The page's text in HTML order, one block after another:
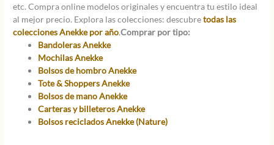
etc. Compra online modelos originales y encuentra tu estilo ideal
al mejor precio. Explora las colecciones: descubretodas las
colecciones Anekke por año.Comprar por tipo:
Bandoleras Anekke
Mochilas Anekke
Bolsos de hombro Anekke
Tote & Shoppers Anekke
Bolsos de mano Anekke
Carteras y billeteros Anekke
Bolsos reciclados Anekke (Nature)